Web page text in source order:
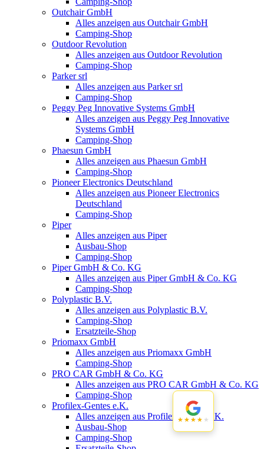
Outchair GmbH
Alles anzeigen aus Outchair GmbH
Camping-Shop
Outdoor Revolution
Alles anzeigen aus Outdoor Revolution
Camping-Shop
Parker srl
Alles anzeigen aus Parker srl
Camping-Shop
Peggy Peg Innovative Systems GmbH
Alles anzeigen aus Peggy Peg Innovative
Systems GmbH
Camping-Shop
Phaesun GmbH
Alles anzeigen aus Phaesun GmbH
Camping-Shop
Pioneer Electronics Deutschland
Alles anzeigen aus Pioneer Electronics
Deutschland
Camping-Shop
Piper
Alles anzeigen aus Piper
Ausbau-Shop
Camping-Shop
Piper GmbH & Co. KG
Alles anzeigen aus Piper GmbH & Co. KG
Camping-Shop
Polyplastic B.V.
Alles anzeigen aus Polyplastic B.V.
Camping-Shop
Ersatzteile-Shop
Priomaxx GmbH
Alles anzeigen aus Priomaxx GmbH
Camping-Shop
PRO CAR GmbH & Co. KG
Alles anzeigen aus PRO CAR GmbH & Co. KG
Camping-Shop
Profilex-Gentes e.K.
Alles anzeigen aus Profilex-Gentes e.K.
Ausbau-Shop
Camping-Shop
★★★★★
★★★★★